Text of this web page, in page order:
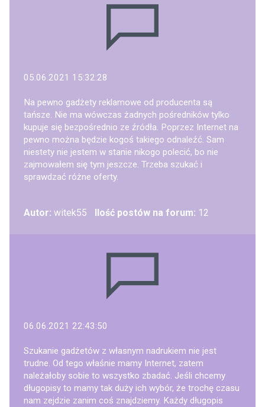
05.06.2021 15:32:28
Na pewno gadżety reklamowe od producenta są
tańsze. Nie ma wówczas żadnych pośredników tylko
kupuje się bezpośrednio ze źródła. Poprzez Internet na
pewno można będzie kogoś takiego odnaleźć. Sam
niestety nie jestem w stanie nikogo polecić, bo nie
zajmowałem się tym jeszcze. Trzeba szukać i
sprawdzać różne oferty.
Autor: witek55 Ilość postów na forum: 12
06.06.2021 22:43:50
Szukanie gadżetów z własnym nadrukiem nie jest
trudne. Od tego właśnie mamy Internet, zatem
należałoby sobie to wszystko zbadać. Jeśli chcemy
długopisy to mamy tak duży ich wybór, że trochę czasu
nam zejdzie zanim coś znajdziemy. Każdy długopis